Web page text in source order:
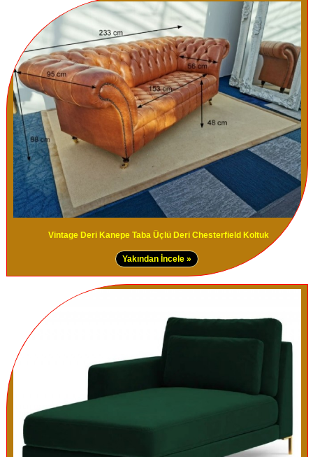
Vintage Deri Kanepe Taba Üçlü Deri Chesterfield Koltuk
Yakından İncele »